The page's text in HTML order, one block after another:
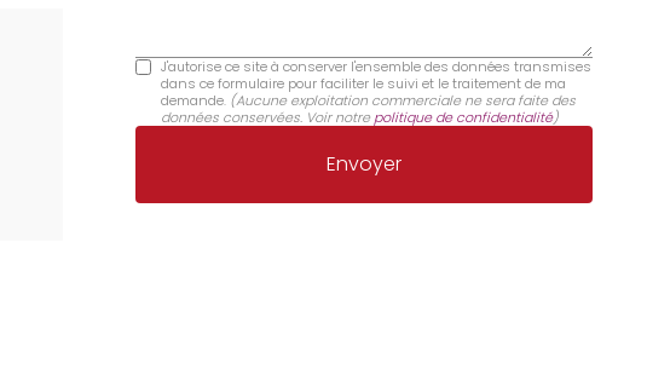
J'autorise ce site à conserver l'ensemble des données transmises
dans ce formulaire pour faciliter le suivi et le traitement de ma
demande. (Aucune exploitation commerciale ne sera faite des
données conservées. Voir notre politique de confidentialité)